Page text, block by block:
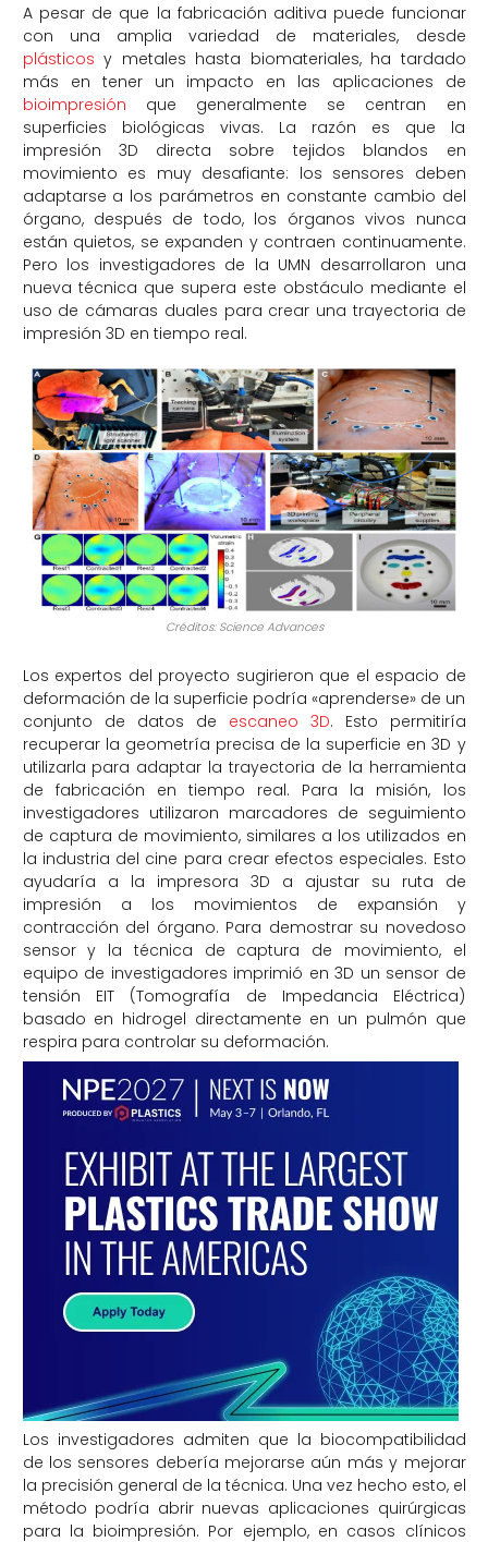
A pesar de que la fabricación aditiva puede funcionar
con una amplia variedad de materiales, desde
plásticos y metales hasta biomateriales, ha tardado
más en tener un impacto en las aplicaciones de
bioimpresión que generalmente se centran en
superficies biológicas vivas. La razón es que la
impresión 3D directa sobre tejidos blandos en
movimiento es muy desafiante: los sensores deben
adaptarse a los parámetros en constante cambio del
órgano, después de todo, los órganos vivos nunca
están quietos, se expanden y contraen continuamente.
Pero los investigadores de la UMN desarrollaron una
nueva técnica que supera este obstáculo mediante el
uso de cámaras duales para crear una trayectoria de
impresión 3D en tiempo real.
Créditos: Science Advances
Los expertos del proyecto sugirieron que el espacio de
deformación de la superficie podría «aprenderse» de un
conjunto de datos de escaneo 3D. Esto permitiría
recuperar la geometría precisa de la superficie en 3D y
utilizarla para adaptar la trayectoria de la herramienta
de fabricación en tiempo real. Para la misión, los
investigadores utilizaron marcadores de seguimiento
de captura de movimiento, similares a los utilizados en
la industria del cine para crear efectos especiales. Esto
ayudaría a la impresora 3D a ajustar su ruta de
impresión a los movimientos de expansión y
contracción del órgano. Para demostrar su novedoso
sensor y la técnica de captura de movimiento, el
equipo de investigadores imprimió en 3D un sensor de
tensión EIT (Tomografía de Impedancia Eléctrica)
basado en hidrogel directamente en un pulmón que
respira para controlar su deformación.
Los investigadores admiten que la biocompatibilidad
de los sensores debería mejorarse aún más y mejorar
la precisión general de la técnica. Una vez hecho esto, el
método podría abrir nuevas aplicaciones quirúrgicas
para la bioimpresión. Por ejemplo, en casos clínicos